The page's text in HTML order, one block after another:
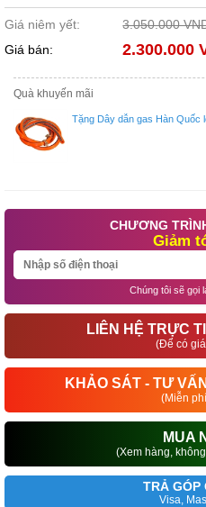
Giá niêm yết: 3.050.000
Giá bán: 2.300.000
Quà khuyến mãi
Tặng Dây dẫn gas Hàn Quốc
CHƯƠNG
Giảm
Chúng tôi sẽ gọi
LIÊN HỆ TRỰC
(Để có
KHẢO SÁT - TƯ
(Miễn
MUA
(Xem hàng,
TRẢ GÓP
Visa,